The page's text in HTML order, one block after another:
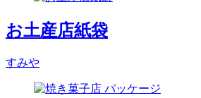
お土産店紙袋
すみや